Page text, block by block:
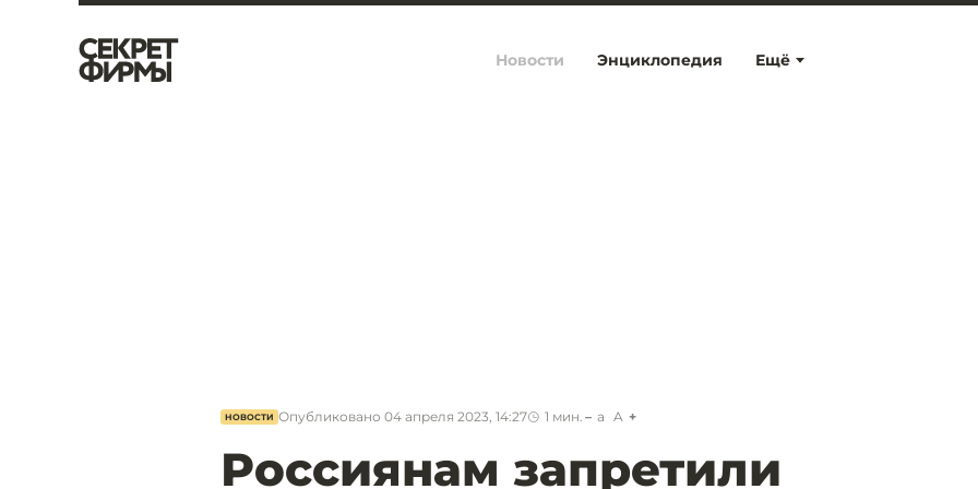
Ещё
Новости Энциклопедия
НОВОСТИ Опубликовано 04 апреля 2023, 14:27 1 мин. a A
Россиянам запретили